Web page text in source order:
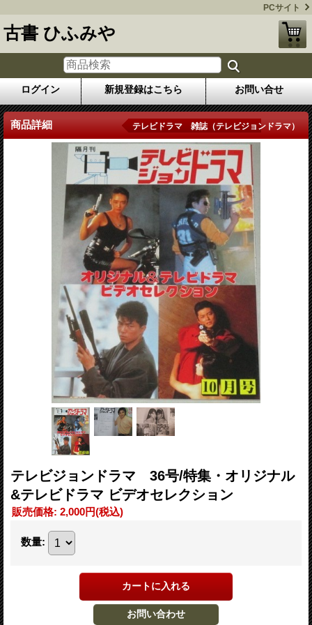
PCサイト
古書 ひふみや
ログイン 新規登録はこちら お問い合せ
商品詳細 テレビドラマ 雑誌（テレビジョンドラマ）
テレビジョンドラマ 36号/特集・オリジナル
&テレビドラマ ビデオセレクション
販売価格: 2,000円(税込)
数量: